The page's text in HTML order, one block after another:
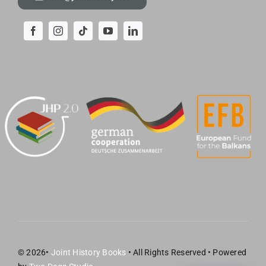
© 2026• Joint History Books • All Rights Reserved • Powered